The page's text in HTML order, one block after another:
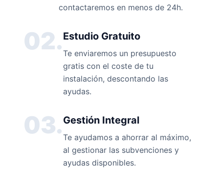
contactaremos en menos de 24h.
02.Estudio Gratuito
Te enviaremos un presupuesto
gratis con el coste de tu
instalación, descontando las
ayudas.
03.Gestión Integral
Te ayudamos a ahorrar al máximo,
al gestionar las subvenciones y
ayudas disponibles.